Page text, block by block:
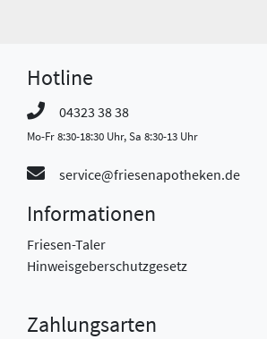
Hotline
04323 38 38
Mo-Fr 8:30-18:30 Uhr, Sa 8:30-13 Uhr
service@friesenapotheken.de
Informationen
Friesen-Taler
Hinweisgeberschutzgesetz
Zahlungsarten